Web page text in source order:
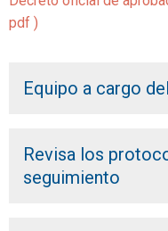
pdf )
Equipo a cargo
Revisa los
seguimiento